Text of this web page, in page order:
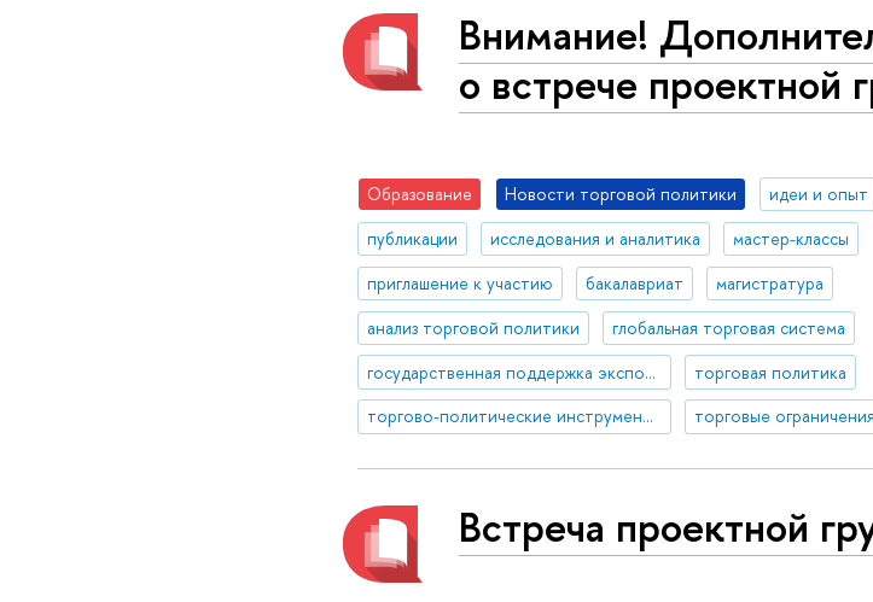
Внимание!
о встрече проектной
Образование Новости торговой политики идеи и опыт
публикации
исследования и аналитика
мастер-классы
приглашение к участию
бакалавриат
магистратура
анализ торговой политики
глобальная торговая система
государственная поддержка экспорта
торговая политика
торгово-политические инструменты
торговые ограничения
Встреча проектной